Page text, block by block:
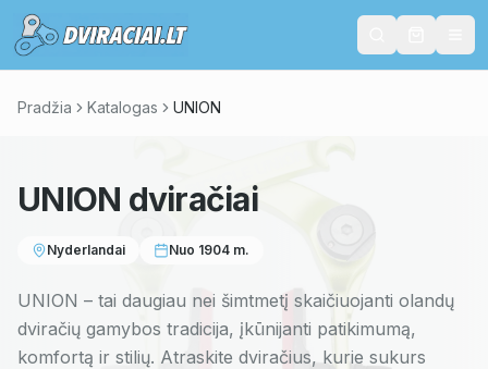
Pradžia Katalogas UNION
UNION dviračiai
Nyderlandai Nuo 1904 m.
UNION – tai daugiau nei šimtmetį skaičiuojanti olandų
dviračių gamybos tradicija, įkūnijanti patikimumą,
komfortą ir stilių. Atraskite dviračius, kurie sukurs